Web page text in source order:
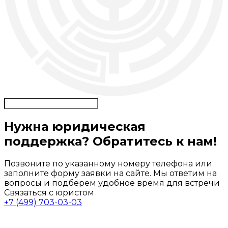
Нужна юридическая
поддержка? Обратитесь к нам!
Позвоните по указанному номеру телефона или
заполните форму заявки на сайте. Мы ответим на
вопросы и подберем удобное время для встречи
Связаться с юристом
+7 (499) 703-03-03